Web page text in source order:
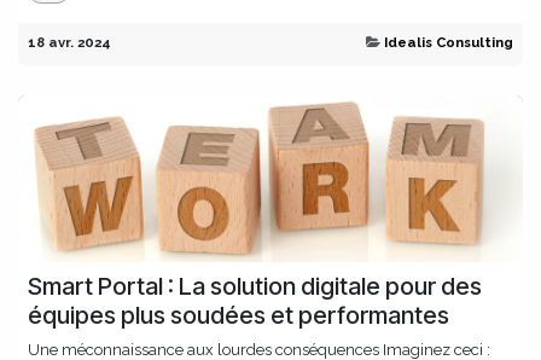
18 avr. 2024 Idealis Consulting
Smart Portal : La solution digitale pour des
équipes plus soudées et performantes
Une méconnaissance aux lourdes conséquences Imaginez ceci :